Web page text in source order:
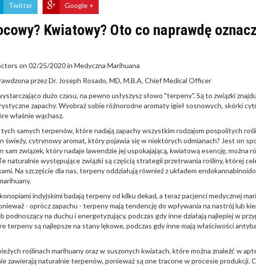
Twitter Google +
Kwiatowy? Oto co naprawdę
on 02/25/2020 in Medyczna Marihuana
przez Dr. Joseph Rosado, MD, M.B.A, Chief Medical Officer
dużo czasu, na pewno usłyszysz słowo "terpeny". Są to związki
zapachy. Wyobraź sobie różnorodne aromaty igieł sosnowych, skórki
właśnie wąchasz.
tych samych terpenów, które nadają zapachy wszystkim rodzajom pospolitych
świeży, cytrynowy aromat, który pojawia się w niektórych odmianach? Jest on
sam związek, który nadaje lawendzie jej uspokajającą, kwiatową esencję, można
naturalnie występujące związki są częścią strategii przetrwania rośliny, której
Na szczęście dla nas, terpeny oddziałują również z układem
indyjskimi badają terpeny od kilku dekad, a teraz pacjenci medycznej
- oprócz zapachu - terpeny mają tendencję do wpływania na nastrój lub
podnoszący na duchu i energetyzujący, podczas gdy inne działają najlepiej w
terpeny są najlepsze na stany lękowe, podczas gdy inne mają właściwości
roślinach marihuany oraz w suszonych kwiatach, które można znaleźć w
zawierają naturalnie terpenów, ponieważ są one tracone w procesie produkcji.